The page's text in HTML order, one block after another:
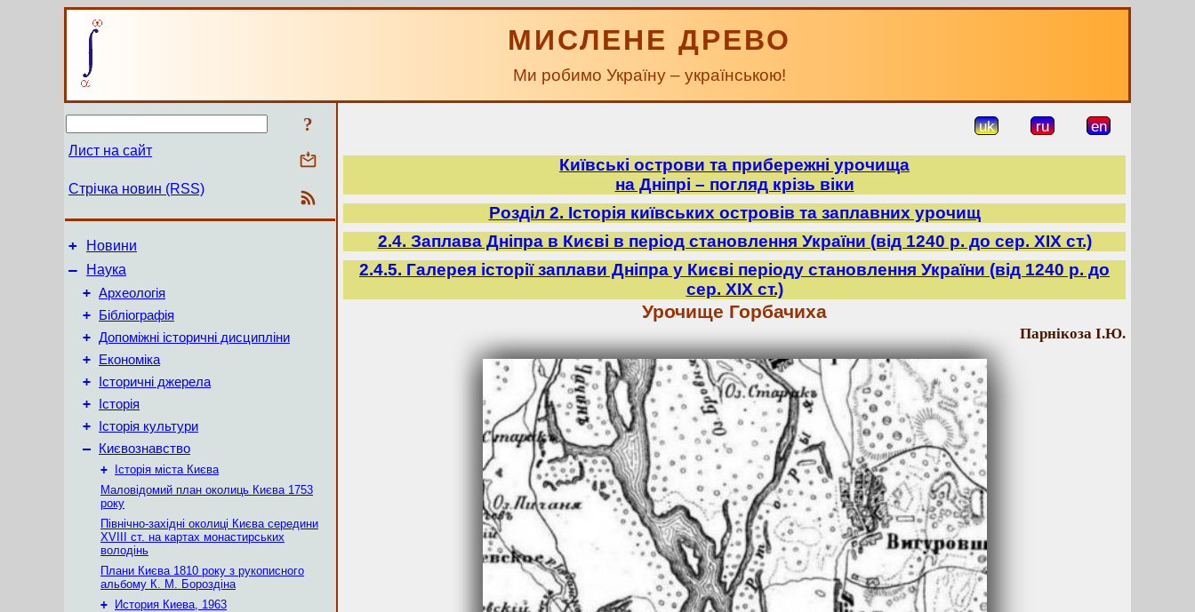
МИСЛЕНЕ ДРЕВО
Ми робимо Україну – українською!
?
Лист на сайт
Стрічка новин (RSS)
+ Новини
–
Наука
+ Археологія
+ Бібліографія
+ Допоміжні історичні дисципліни
+ Економіка
+ Історичні джерела
+ Історія
+ Історія культури
– Києвознавство
+
Історія міста Києва
Маловідомий план околиць Києва 1753
року
Північно-західні околиці Києва середини
XVIII ст. на картах монастирських
володінь
Плани Києва 1810 року з рукописного
альбому К. М. Бороздіна
+
История Киева, 1963
uk ru en
Київські острови та прибережні урочища
на Дніпрі – погляд крізь віки
Розділ 2. Історія київських островів та заплавних урочищ
2.4. Заплава Дніпра в Києві в період становлення України (від 1240 р. до сер. ХІХ ст.)
2.4.5. Галерея історії заплави Дніпра у Києві періоду становлення України (від 1240 р. до
сер. ХІХ ст.)
Урочище Горбачиха
Парнікоза І.Ю.